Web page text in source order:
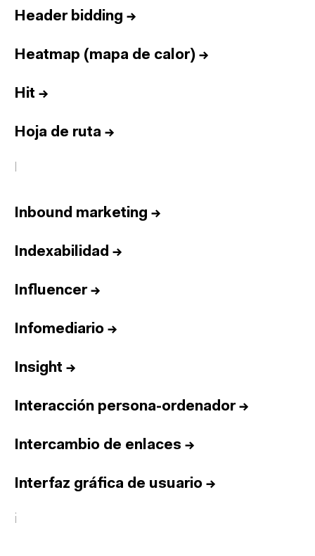
Header bidding →
Heatmap (mapa de calor) →
Hit →
Hoja de ruta →
I
Inbound marketing →
Indexabilidad →
Influencer→
Infomediario →
Insight →
Interacción persona-ordenador→
Intercambio de enlaces →
Interfaz gráfica de usuario →
i